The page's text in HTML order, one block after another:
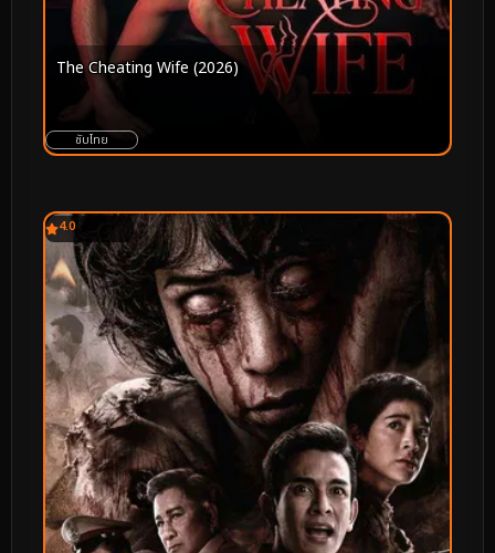
The Cheating Wife (2026)
ซับไทย
4.0